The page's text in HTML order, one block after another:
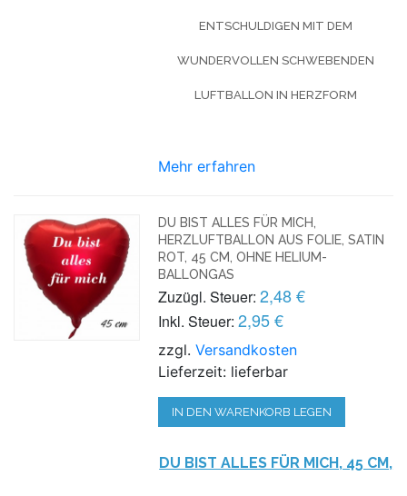
ENTSCHULDIGEN MIT DEM
WUNDERVOLLEN SCHWEBENDEN
LUFTBALLON IN HERZFORM
Mehr erfahren
DU BIST ALLES FÜR MICH,
HERZLUFTBALLON AUS FOLIE, SATIN
ROT, 45 CM, OHNE HELIUM-
BALLONGAS
Zuzügl. Steuer: 2,48 €
Inkl. Steuer: 2,95 €
zzgl.Versandkosten
Lieferzeit: lieferbar
IN DEN WARENKORB LEGEN
DU BIST ALLES FÜR MICH, 45 CM,